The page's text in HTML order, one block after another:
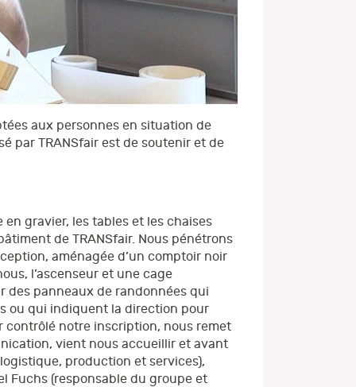
aux personnes en situation de
par TRANSfair est de soutenir et de
gravier, les tables et les chaises
de TRANSfair. Nous pénétrons
aménagée d’un comptoir noir
l’ascenseur et une cage
des panneaux de randonnées qui
ou qui indiquent la direction pour
contrôlé notre inscription, nous remet
vient nous accueillir et avant
production et services),
Fuchs (responsable du groupe et